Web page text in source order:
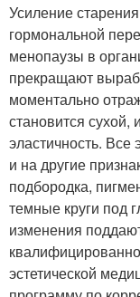
Усиление
гормональной
менопаузы в
прекращают
моментально
становится сухой,
эластичность. Все
и на другие
подбородка,
темные круги под
изменения
эстетической